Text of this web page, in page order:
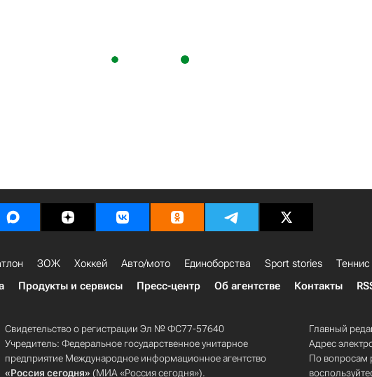
ЗОЖ Хоккей Авто/мото Единоборства Sport stories Теннис
Продукты и сервисы Пресс-центр Об агентстве Контакты
Свидетельство о регистрации Эл № ФС77-57640
Учредитель: Федеральное государственное унитарное
предприятие Международное информационное агентство
«Россия сегодня» (МИА «Россия сегодня»).
Главный
Адрес
По вопросам